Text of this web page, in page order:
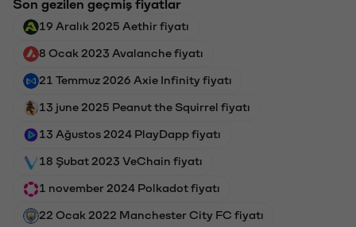
Son gezilen geçmiş fiyatlar
19 Aralık 2025 Aethir fiyatı
8 Ocak 2023 Avalanche fiyatı
21 Temmuz 2026 Axie Infinity fiyatı
13 june 2025 Peanut the Squirrel fiyatı
13 Ağustos 2024 PlayDapp fiyatı
18 Şubat 2023 VeChain fiyatı
1 november 2024 Polkadot fiyatı
22 Ocak 2022 Manchester City FC fiyatı